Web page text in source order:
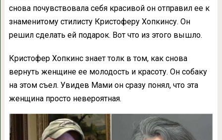
снова почувствовала себя красивой он отправил ее к
знаменитому стилисту Кристоферу Хопкинсу. Он
решил сделать ей подарок. Вот что из этого вышло.
Кристофер Хопкинс знает толк в том, как снова
вернуть женщине ее молодость и красоту. Он собаку
на этом съел. Увидев Мами он сразу понял, что эта
женщина просто невероятная.